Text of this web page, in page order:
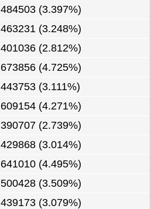
484503 (3.397%)
463231 (3.248%)
401036 (2.812%)
673856 (4.725%)
443753 (3.111%)
609154 (4.271%)
390707 (2.739%)
429868 (3.014%)
641010 (4.495%)
500428 (3.509%)
439173 (3.079%)